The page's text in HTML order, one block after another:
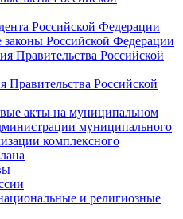
Российской Федерации
Российской Федерации
Правительства Российской
Правительства Российской
акты на муниципальном
муниципального
комплексного
и религиозные